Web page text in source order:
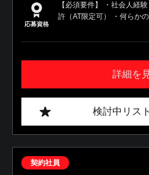
応募資格
【必須要件】 ・社会人経
許（AT限定可） ・何らか
詳細を
検討中リス
契約社員